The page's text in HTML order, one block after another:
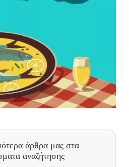
άρθρα μας στα
αναζήτησης